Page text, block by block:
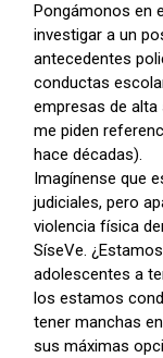
Pongámonos en
investigar a un
antecedentes
conductas
empresas de alta
me piden
hace décadas).
Imagínense que
judiciales, pero
violencia física
SíseVe.
adolescentes a
los estamos
tener manchas
sus máximas